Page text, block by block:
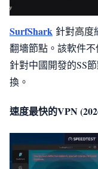
SurfShark 針對高度
翻墻節點。該軟件
針對中國開發的SS
換。
速度最快的VPN